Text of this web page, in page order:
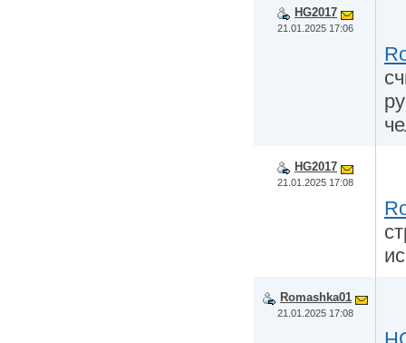
HG2017
21.01.2025 17:06
HG2017
21.01.2025 17:08
Romashka01
21.01.2025 17:08